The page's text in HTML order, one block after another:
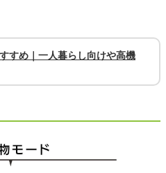
すめ｜一人暮らし向けや高機